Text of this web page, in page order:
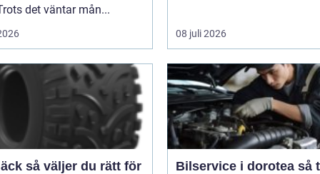
det väntar mån...
08 juli 2026
du rätt för
Bilservice i dorotea så tar du